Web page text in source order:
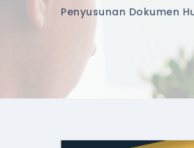
Penyusunan Dokumen